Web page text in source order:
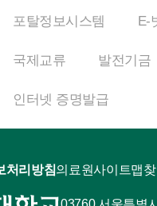
포탈정보시스템 E-
국제교류 발전기금
인터넷 증명발급
처리방침의료원사이트맵